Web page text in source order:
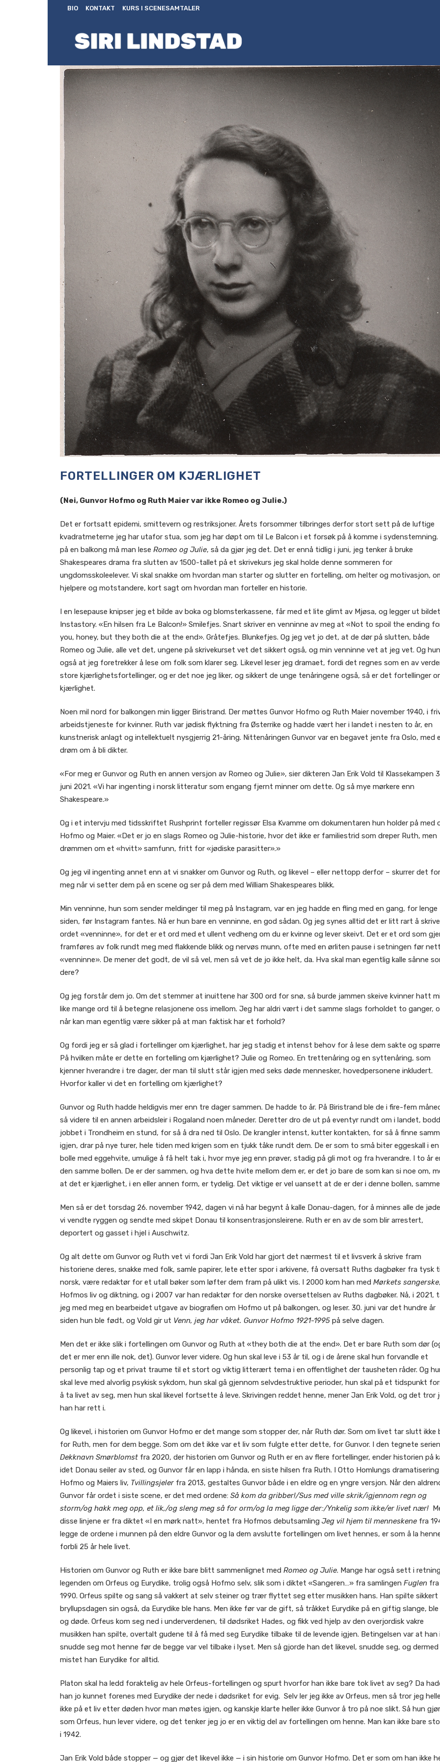
BIO KONTAKT KURS I SCENESAMTALER
FORTELLINGER OM KJÆRLIGHET
(Nei, Gunvor Hofmo og Ruth Maier var ikke Romeo og Julie.)
Det er fortsatt epidemi, smittevern og restriksjoner. Årets forsommer tilbringes derfor stort sett på de luftige
kvadratmeterne jeg har utafor stua, som jeg har døpt om til Le Balcon i et forsøk på å komme i sydenstemning.
på en balkong må man lese Romeo og Julie, så da gjør jeg det. Det er ennå tidlig i juni, jeg tenker å bruke
Shakespeares drama fra slutten av 1500-tallet på et skrivekurs jeg skal holde denne sommeren for
ungdomsskoleelever. Vi skal snakke om hvordan man starter og slutter en fortelling, om helter og motivasjon,
hjelpere og motstandere, kort sagt om hvordan man forteller en historie.
I en lesepause knipser jeg et bilde av boka og blomsterkassene, får med et lite glimt av Mjøsa, og legger ut
Instastory. «En hilsen fra Le Balcon!» Smilefjes. Snart skriver en venninne av meg at «Not to spoil the ending
you, honey, but they both die at the end». Gråtefjes. Blunkefjes. Og jeg vet jo det, at de dør på slutten, både
Romeo og Julie, alle vet det, ungene på skrivekurset vet det sikkert også, og min venninne vet at jeg vet. Og
også at jeg foretrekker å lese om folk som klarer seg. Likevel leser jeg dramaet, fordi det regnes som en av
store kjærlighetsfortellinger, og er det noe jeg liker, og sikkert de unge tenåringene også, så er det fortellinger
kjærlighet.
Noen mil nord for balkongen min ligger Biristrand. Der møttes Gunvor Hofmo og Ruth Maier november 1940, i
arbeidstjeneste for kvinner. Ruth var jødisk flyktning fra Østerrike og hadde vært her i landet i nesten to år, en
kunstnerisk anlagt og intellektuelt nysgjerrig 21-åring. Nittenåringen Gunvor var en begavet jente fra Oslo, med
drøm om å bli dikter.
«For meg er Gunvor og Ruth en annen versjon av Romeo og Julie», sier dikteren Jan Erik Vold til Klassekampen
juni 2021. «Vi har ingenting i norsk litteratur som engang fjernt minner om dette. Og så mye mørkere enn
Shakespeare.»
Og i et intervju med tidsskriftet Rushprint forteller regissør Elsa Kvamme om dokumentaren hun holder på med
Hofmo og Maier. «Det er jo en slags Romeo og Julie-historie, hvor det ikke er familiestrid som dreper Ruth, men
drømmen om et «hvitt» samfunn, fritt for «jødiske parasitter».»
Og jeg vil ingenting annet enn at vi snakker om Gunvor og Ruth, og likevel – eller nettopp derfor – skurrer det for
meg når vi setter dem på en scene og ser på dem med William Shakespeares blikk.
Min venninne, hun som sender meldinger til meg på Instagram, var en jeg hadde en fling med en gang, for lenge
siden, før Instagram fantes. Nå er hun bare en venninne, en god sådan. Og jeg synes alltid det er litt rart å skrive
ordet «venninne», for det er et ord med et ullent vedheng om du er kvinne og lever skeivt. Det er et ord som
framføres av folk rundt meg med flakkende blikk og nervøs munn, ofte med en ørliten pause i setningen før
«venninne». De mener det godt, de vil så vel, men så vet de jo ikke helt, da. Hva skal man egentlig kalle sånne
dere?
Og jeg forstår dem jo. Om det stemmer at inuittene har 300 ord for snø, så burde jammen skeive kvinner hatt
like mange ord til å betegne relasjonene oss imellom. Jeg har aldri vært i det samme slags forholdet to ganger,
når kan man egentlig være sikker på at man faktisk har et forhold?
Og fordi jeg er så glad i fortellinger om kjærlighet, har jeg stadig et intenst behov for å lese dem sakte og
På hvilken måte er dette en fortelling om kjærlighet? Julie og Romeo. En trettenåring og en syttenåring, som
kjenner hverandre i tre dager, der man til slutt står igjen med seks døde mennesker, hovedpersonene inkludert.
Hvorfor kaller vi det en fortelling om kjærlighet?
Gunvor og Ruth hadde heldigvis mer enn tre dager sammen. De hadde to år. På Biristrand ble de i fire-fem
så videre til en annen arbeidsleir i Rogaland noen måneder. Deretter dro de ut på eventyr rundt om i landet,
jobbet i Trondheim en stund, for så å dra ned til Oslo. De krangler intenst, kutter kontakten, for så å finne
igjen, drar på nye turer, hele tiden med krigen som en tjukk tåke rundt dem. De er som to små biter eggeskall i en
bolle med eggehvite, umulige å få helt tak i, hvor mye jeg enn prøver, stadig på gli mot og fra hverandre. I to år
den samme bollen. De er der sammen, og hva dette hvite mellom dem er, er det jo bare de som kan si noe om,
at det er kjærlighet, i en eller annen form, er tydelig. Det viktige er vel uansett at de er der i denne bollen,
Men så er det torsdag 26. november 1942, dagen vi nå har begynt å kalle Donau-dagen, for å minnes alle de
vi vendte ryggen og sendte med skipet Donau til konsentrasjonsleirene. Ruth er en av de som blir arrestert,
deportert og gasset i hjel i Auschwitz.
Og alt dette om Gunvor og Ruth vet vi fordi Jan Erik Vold har gjort det nærmest til et livsverk å skrive fram
historiene deres, snakke med folk, samle papirer, lete etter spor i arkivene, få oversatt Ruths dagbøker fra tysk
norsk, være redaktør for et utall bøker som løfter dem fram på ulikt vis. I 2000 kom han med Mørkets sangerske
Hofmos liv og diktning, og i 2007 var han redaktør for den norske oversettelsen av Ruths dagbøker. Nå, i 2021,
jeg med meg en bearbeidet utgave av biografien om Hofmo ut på balkongen, og leser. 30. juni var det hundre år
siden hun ble født, og Vold gir ut Venn, jeg har våket. Gunvor Hofmo 1921-1995 på selve dagen.
Men det er ikke slik i fortellingen om Gunvor og Ruth at «they both die at the end». Det er bare Ruth som dør
det er mer enn ille nok, det). Gunvor lever videre. Og hun skal leve i 53 år til, og i de årene skal hun forvandle et
personlig tap og et privat traume til et stort og viktig litterært tema i en offentlighet der tausheten råder. Og
skal leve med alvorlig psykisk sykdom, hun skal gå gjennom selvdestruktive perioder, hun skal på et tidspunkt
å ta livet av seg, men hun skal likevel fortsette å leve. Skrivingen reddet henne, mener Jan Erik Vold, og det tror
han har rett i.
Og likevel, i historien om Gunvor Hofmo er det mange som stopper der, når Ruth dør. Som om livet tar slutt ikke
for Ruth, men for dem begge. Som om det ikke var et liv som fulgte etter dette, for Gunvor. I den tegnete serien
Dekknavn Smørblomst fra 2020, der historien om Gunvor og Ruth er en av flere fortellinger, ender historien på
idet Donau seiler av sted, og Gunvor får en lapp i hånda, en siste hilsen fra Ruth. I Otto Homlungs
Hofmo og Maiers liv, Tvillingsjeler fra 2013, gestaltes Gunvor både i en eldre og en yngre versjon. Når den
Gunvor får ordet i siste scene, er det med ordene: Så kom da gribber!/Sus med ville skrik/igjennom regn og
storm/og hakk meg opp, et lik,/og sleng meg så for orm/og la meg ligge der:/Ynkelig som ikke/er livet nær!
disse linjene er fra diktet «I en mørk natt», hentet fra Hofmos debutsamling Jeg vil hjem til menneskene fra
legge de ordene i munnen på den eldre Gunvor og la dem avslutte fortellingen om livet hennes, er som å la
forbli 25 år hele livet.
Historien om Gunvor og Ruth er ikke bare blitt sammenlignet med Romeo og Julie. Mange har også sett i
legenden om Orfeus og Eurydike, trolig også Hofmo selv, slik som i diktet «Sangeren…» fra samlingen Fuglen fra
1990. Orfeus spilte og sang så vakkert at selv steiner og trær flyttet seg etter musikken hans. Han spilte sikkert
bryllupsdagen sin også, da Eurydike ble hans. Men ikke før var de gift, så tråkket Eurydike på en giftig slange,
og døde. Orfeus kom seg ned i underverdenen, til dødsriket Hades, og fikk ved hjelp av den overjordisk vakre
musikken han spilte, overtalt gudene til å få med seg Eurydike tilbake til de levende igjen. Betingelsen var at han
snudde seg mot henne før de begge var vel tilbake i lyset. Men så gjorde han det likevel, snudde seg, og dermed
mistet han Eurydike for alltid.
Platon skal ha ledd foraktelig av hele Orfeus-fortellingen og spurt hvorfor han ikke bare tok livet av seg? Da
han jo kunnet forenes med Eurydike der nede i dødsriket for evig. Selv ler jeg ikke av Orfeus, men så tror jeg
ikke på et liv etter døden hvor man møtes igjen, og kanskje klarte heller ikke Gunvor å tro på noe slikt. Så hun gjør
som Orfeus, hun lever videre, og det tenker jeg jo er en viktig del av fortellingen om henne. Man kan ikke bare
i 1942.
Jan Erik Vold både stopper — og gjør det likevel ikke — i sin historie om Gunvor Hofmo. Det er som om han ikke